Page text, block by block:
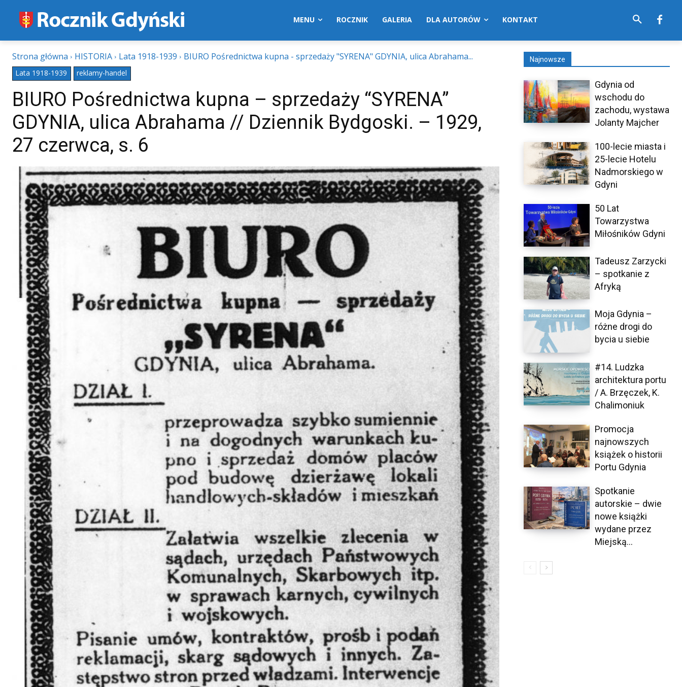
MENU ROCZNIK GALERIA DLA AUTORÓW KONTAKT
Strona główna HISTORIA Lata 1918-1939 BIURO Pośrednictwa kupna - sprzedaży "SYRENA" GDYNIA, ulica Abrahama...
Lata 1918-1939 reklamy-handel
BIURO Pośrednictwa kupna – sprzedaży “SYRENA”
GDYNIA, ulica Abrahama // Dziennik Bydgoski. – 1929,
27 czerwca, s. 6
Najnowsze
Gdynia od
wschodu do
zachodu, wystawa
Jolanty Majcher
100-lecie miasta i
25-lecie Hotelu
Nadmorskiego w
Gdyni
50 Lat
Towarzystwa
Miłośników Gdyni
Tadeusz Zarzycki
– spotkanie z
Afryką
Moja Gdynia –
różne drogi do
bycia u siebie
#14. Ludzka
architektura portu
/ A. Brzęczek, K.
Chalimoniuk
Promocja
najnowszych
książek o historii
Portu Gdynia
Spotkanie
autorskie – dwie
nowe książki
wydane przez
Miejską...